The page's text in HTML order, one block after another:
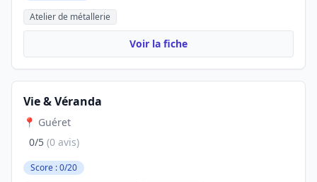
Atelier de métallerie
Voir la fiche
Vie & Véranda
📍 Guéret
0/5 (0 avis)
Score : 0/20